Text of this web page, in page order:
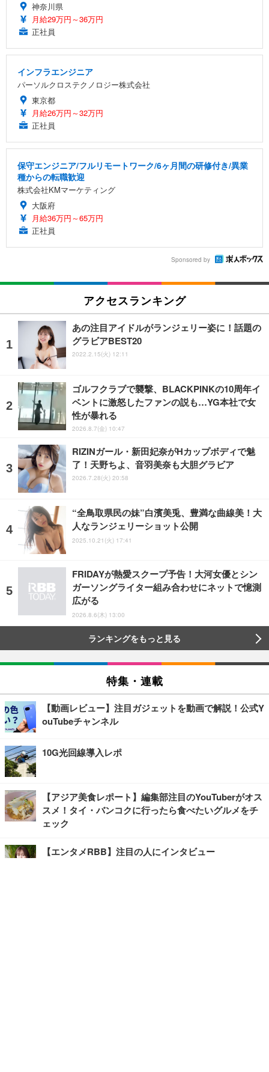
神奈川県
月給29万円～36万円
正社員
インフラエンジニア
パーソルクロステクノロジー株式会社
東京都
月給26万円～32万円
正社員
保守エンジニア/フルリモートワーク/6ヶ月間の研修付き/異業
種からの転職歓迎
株式会社KMマーケティング
大阪府
月給36万円～65万円
正社員
Sponsored by
アクセスランキング
あの注目アイドルがランジェリー姿に！話題の
グラビアBEST20
2022.2.15(火) 12:11
ゴルフクラブで襲撃、BLACKPINKの10周年イ
ベントに激怒したファンの説も…YG本社で女
性が暴れる
2026.8.7(金) 10:47
RIZINガール・新田妃奈がHカップボディで魅
了！天野ちよ、音羽美奈も大胆グラビア
2026.7.28(火) 20:58
“全鳥取県民の妹”白濱美兎、豊満な曲線美！大
人なランジェリーショット公開
2025.10.21(火) 17:41
FRIDAYが熱愛スクープ予告！大河女優とシン
ガーソングライター組み合わせにネットで憶測
広がる
2026.8.6(木) 13:00
ランキングをもっと見る
特集・連載
【動画レビュー】注目ガジェットを動画で解説！公式Y
ouTubeチャンネル
10G光回線導入レポ
【アジア美食レポート】編集部注目のYouTuberがオス
スメ！タイ・バンコクに行ったら食べたいグルメをチ
ェック
【エンタメRBB】注目の人にインタビュー